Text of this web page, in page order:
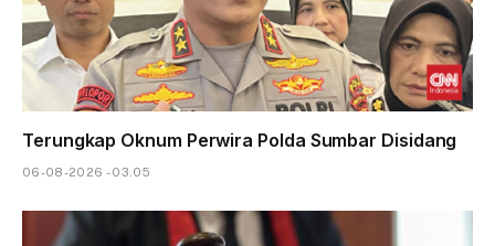
Terungkap Oknum Perwira Polda Sumbar Disidang
06-08-2026 - 03.05